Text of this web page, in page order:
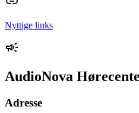
Nyttige links
AudioNova
Adresse